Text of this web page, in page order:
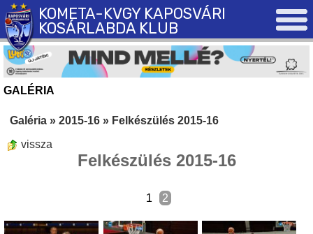
KOMETA-KVGY KAPOSVÁRI
KOSÁRLABDA KLUB
GALÉRIA
Galéria » 2015-16 » Felkészülés 2015-16
vissza
Felkészülés 2015-16
1 2